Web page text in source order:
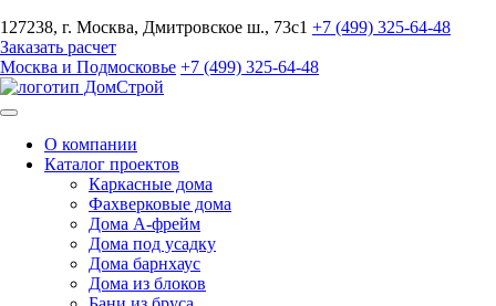
127238, г. Москва, Дмитровское ш., 73с1 +7 (499) 325-64-48
Заказать расчет
Москва и Подмосковье +7 (499) 325-64-48
О компании
Каталог проектов
Каркасные дома
Фахверковые дома
Дома А-фрейм
Дома под усадку
Дома барнхаус
Дома из блоков